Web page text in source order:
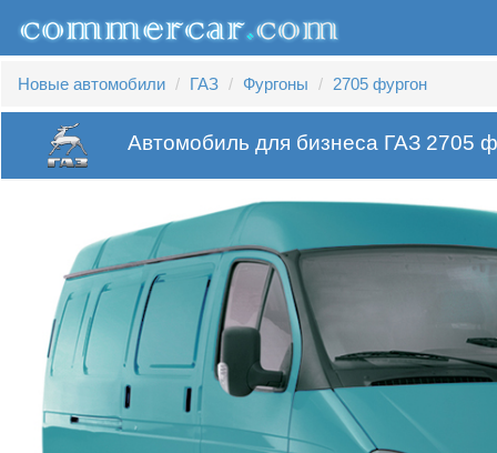
Новые автомобили ГАЗ Фургоны 2705 фургон
Автомобиль для бизнеса ГАЗ 2705